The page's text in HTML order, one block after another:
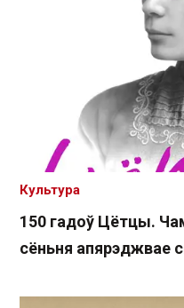
150 гадоў Цётцы.
сёньня апярэджвае
Культура